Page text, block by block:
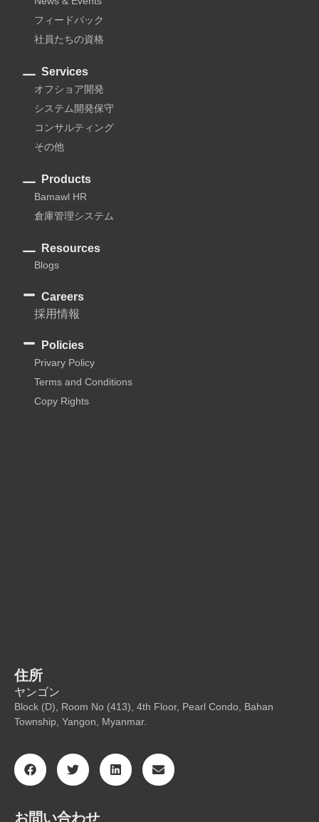
フィードバック
社員たちの資格
Services
オフショア開発
システム開発保守
コンサルティング
その他
Products
Bamawl HR
倉庫管理システム
Resources
Blogs
Careers
採用情報
Policies
Privary Policy
Terms and Conditions
Copy Rights
住所
ヤンゴン
Block (D), Room No (413), 4th Floor, Pearl Condo, Bahan
Township, Yangon, Myanmar.
お問い合わせ